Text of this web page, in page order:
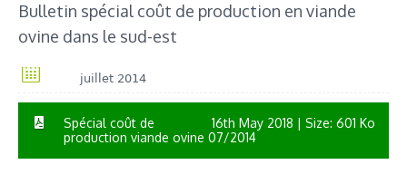
Bulletin spécial coût de production en viande
ovine dans le sud-est
juillet 2014
| Size: 601 Ko
16th May 2018
Spécial coût de
production viande ovine 07/2014